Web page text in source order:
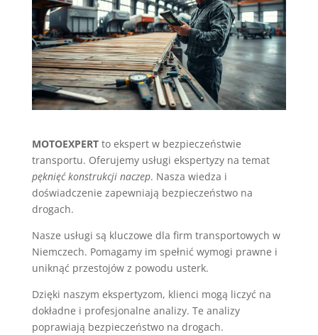
MOTOEXPERTto ekspert w bezpieczeństwie
transportu. Oferujemy usługi ekspertyzy na temat
pęknięć konstrukcji naczep. Nasza wiedza i
doświadczenie zapewniają bezpieczeństwo na
drogach.
Nasze usługi są kluczowe dla firm transportowych w
Niemczech. Pomagamy im spełnić wymogi prawne i
uniknąć przestojów z powodu usterk.
Dzięki naszym ekspertyzom, klienci mogą liczyć na
dokładne i profesjonalne analizy. Te analizy
poprawiają bezpieczeństwo na drogach.